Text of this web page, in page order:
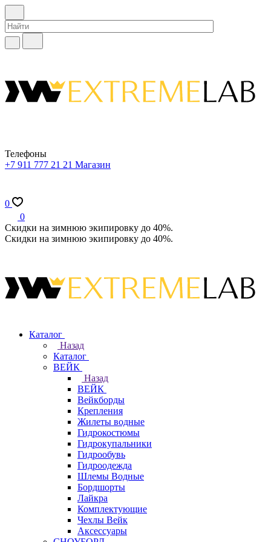
Телефоны
+7 911 777 21 21 Магазин
0
0
Скидки на зимнюю экипировку до 40%.
Скидки на зимнюю экипировку до 40%.
Каталог
Назад
Каталог
ВЕЙК
Назад
ВЕЙК
Вейкборды
Крепления
Жилеты водные
Гидрокостюмы
Гидрокупальники
Гидрообувь
Гидроодежда
Шлемы Водные
Бордшорты
Лайкра
Комплектующие
Чехлы Вейк
Аксессуары